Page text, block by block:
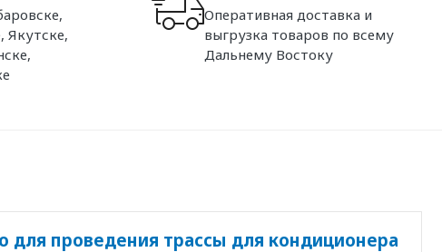
Якутске,
Оперативная доставка и
выгрузка товаров по всему
Дальнему Востоку
для проведения трассы для кондиционера